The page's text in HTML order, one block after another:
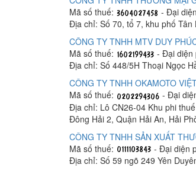
Mã số thuế:
- Đại
Địa chỉ: Số 70, tổ 7, khu phố
CÔNG TY TNHH MTV DUY
Mã số thuế:
- Đại diện
Địa chỉ: Số 448/5H Thoại Ngọc
CÔNG TY TNHH OKAMOTO
Mã số thuế:
- Đại
Địa chỉ: Lô CN26-04 Khu phi
Đông Hải 2, Quận Hải An, Hải
CÔNG TY TNHH SẢN XUẤT
Mã số thuế:
- Đại diện
Địa chỉ: Số 59 ngõ 249 Yên